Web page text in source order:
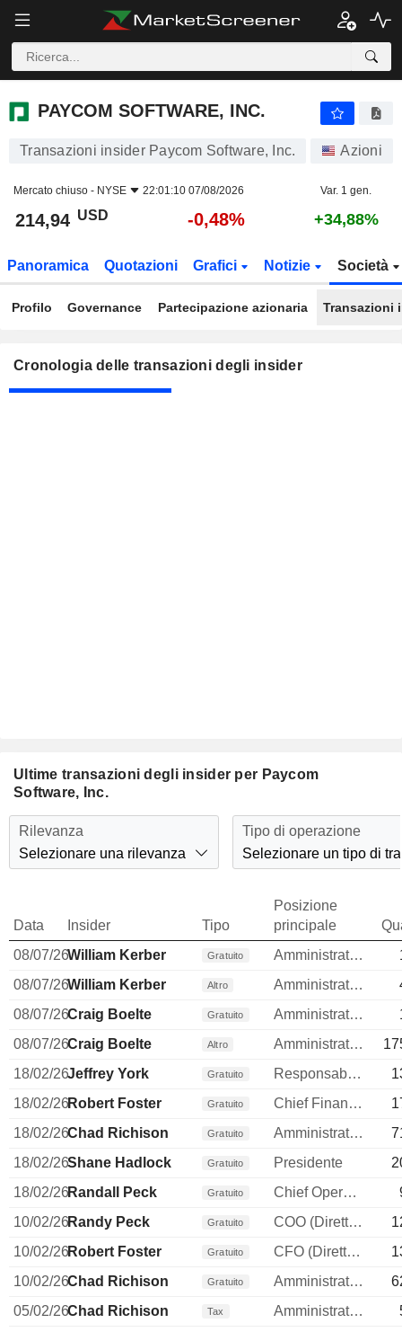
PAYCOM SOFTWARE, INC.
PAYCOM SOFTWARE, INC.
Transazioni insider Paycom Software, Inc. Azioni
Mercato chiuso - NYSE 22:01:10 07/08/2026 Var. 1 gen.
214,94 USD -0,48% +34,88%
Panoramica Quotazioni Grafici Notizie Società
Profilo Governance Partecipazione azionaria Transazioni
Cronologia delle transazioni degli insider
Ultime transazioni degli insider per Paycom
Software, Inc.
Rilevanza
Selezionare una rilevanza
Tipo di operazione
Selezionare un tipo di
Data Insider Tipo
Posizione
principale
08/07/26William Kerber Gratuito Amministratore
08/07/26William Kerber Altro Amministratore
08/07/26Craig Boelte Gratuito Amministratore
08/07/26Craig Boelte Altro Amministratore
18/02/26Jeffrey York Gratuito Responsable ventes & marketing
18/02/26Robert Foster Gratuito Chief Financial Officer
18/02/26Chad Richison Gratuito Amministratore delegato
18/02/26Shane Hadlock Gratuito Presidente
18/02/26Randall Peck Gratuito Chief Operating Officer
10/02/26Randy Peck Gratuito COO (Direttore operativo)
10/02/26Robert Foster Gratuito CFO (Direttore finanziario)
10/02/26Chad Richison Gratuito Amministratore delegato
05/02/26Chad Richison Tax Amministratore delegato